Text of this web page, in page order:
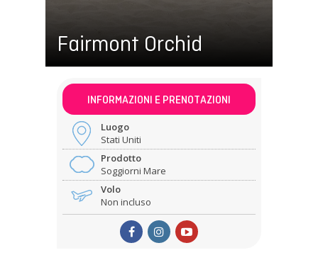
Fairmont Orchid
INFORMAZIONI E PRENOTAZIONI
Luogo
Stati Uniti
Prodotto
Soggiorni Mare
Volo
Non incluso